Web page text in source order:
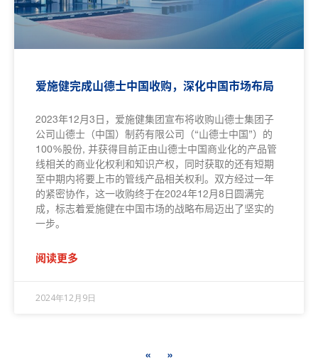
爱施健完成山德士中国收购，深化中国市场布局
2023年12月3日，爱施健集团宣布将收购山德士集团子
公司山德士（中国）制药有限公司（“山德士中国”）的
100%股份, 并获得目前正由山德士中国商业化的产品管
线相关的商业化权利和知识产权，同时获取的还有短期
至中期内将要上市的管线产品相关权利。双方经过一年
的紧密协作，这一收购终于在2024年12月8日圆满完
成，标志着爱施健在中国市场的战略布局迈出了坚实的
一步。
阅读更多
2024年12月9日
« »